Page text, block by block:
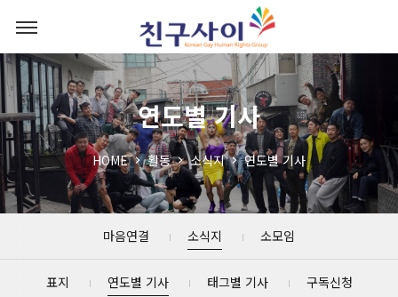
연도별 기사
HOME 활동 소식지 연도별 기사
마음연결 소식지 소모임
표지 연도별 기사 태그별 기사 구독신청